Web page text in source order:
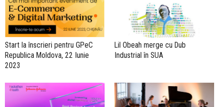
Start la înscrieri pentru GPeC
Republica Moldova, 22 Iunie
2023
Lil Obeah merge cu Dub
Industrial în SUA